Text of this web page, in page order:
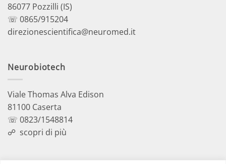
86077 Pozzilli (IS)
☏ 0865/915204
direzionescientifica@neuromed.it
Neurobiotech
Viale Thomas Alva Edison
81100 Caserta
☏ 0823/1548814
☍ scopri di più